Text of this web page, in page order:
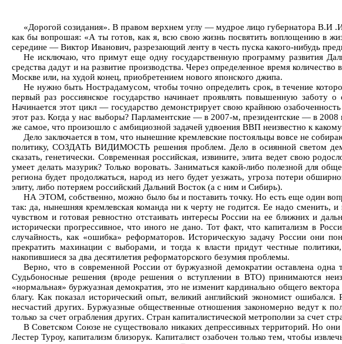
«Дорогой созидания». В правом верхнем углу — мудрое лицо губернатора В.И
как бы вопрошая: «А ты готов, как я, всю свою жизнь посвятить воплощению в
середине — Виктор Иванович, разрезающий ленту в честь пуска какого-нибудь
Не исключаю, что примут еще одну государственную программу развития
средства дадут и на развитие производства. Через определенное время
Москве или, на худой конец, приобретением нового японского джипа.
Не нужно быть Нострадамусом, чтобы точно определить срок, в течение
первый раз россиянское государство начинает проявлять повышенную
Начинается этот цикл — государство демонстрирует свою крайнюю
этот раз. Когда у нас выборы? Парламентские — в 2007-м, президентские — в
же самое, что произошло с амбициозной задачей удвоения ВВП неизвестно к какому
Дело заключается в том, что нынешние кремлевские постояльцы вовсе не
политику, СОЗДАТЬ ВИДИМОСТЬ решения проблем. Дело в осиянной светом
сказать, генетически. Современная российская, извините, элита ведет свою
умеет делать мазурик? Только воровать. Заниматься какой-либо полезной для
региона будет продолжаться, народ из него будет уезжать, угроза потери
элиту, либо потеряем российский Дальний Восток (а с ним и Сибирь).
НА ЭТОМ, собственно, можно было бы и поставить точку. Но есть еще один
так: да, нынешняя кремлевская команда ни к черту не годится. Ее надо
чувством и готовая ревностно отстаивать интересы России на ее ближних и
исторически прогрессивное, что иного не дано. Тот факт, что капитализм в
случайность, как «ошибка» реформаторов. Историческую задачу России они
прекратить махинации с выборами, и тогда к власти придут честные
накопившиеся за два десятилетия реформаторского безумия проблемы.
Верно, что в современной России от буржуазной демократии оставлена
Судьбоносные решения (вроде решения о вступлении в ВТО) принимаются
«нормальная» буржуазная демократия, это не изменит кардинально общего
благу. Как показал исторический опыт, великий английский экономист
несчастий других. Буржуазные общественные отношения закономерно ведут к
только за счет ограбления других. Стран капиталистической метрополии за счет
В Советском Союзе не существовало никаких депрессивных территорий. Но
Лестер Туроу, капитализм близорук. Капиталист озабочен только тем, чтобы